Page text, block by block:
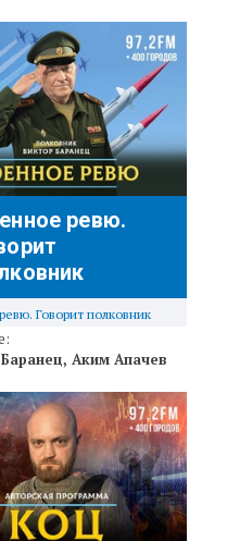
ревю.
Говорит полковник
Аким Апачев